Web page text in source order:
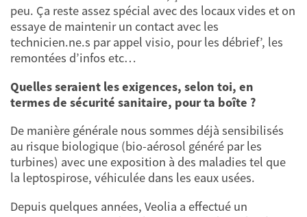
peu. Ça reste assez spécial avec des locaux vides et on
essaye de maintenir un contact avec les
technicien.ne.s par appel visio, pour les débrief’, les
remontées d’infos etc…
Quelles seraient les exigences, selon toi, en
termes de sécurité sanitaire, pour ta boîte ?
De manière générale nous sommes déjà sensibilisés
au risque biologique (bio-aérosol généré par les
turbines) avec une exposition à des maladies tel que
la leptospirose, véhiculée dans les eaux usées.
Depuis quelques années, Veolia a effectué un